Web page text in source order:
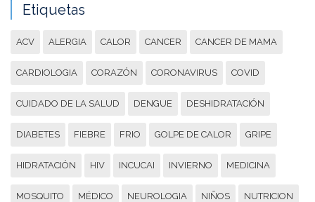
Etiquetas
ACV ALERGIA CALOR CANCER CANCER DE MAMA
CARDIOLOGIA CORAZÓN CORONAVIRUS COVID
CUIDADO DE LA SALUD DENGUE DESHIDRATACIÓN
DIABETES FIEBRE FRIO GOLPE DE CALOR GRIPE
HIDRATACIÓN HIV INCUCAI INVIERNO MEDICINA
MOSQUITO MÉDICO NEUROLOGIA NIÑOS NUTRICION